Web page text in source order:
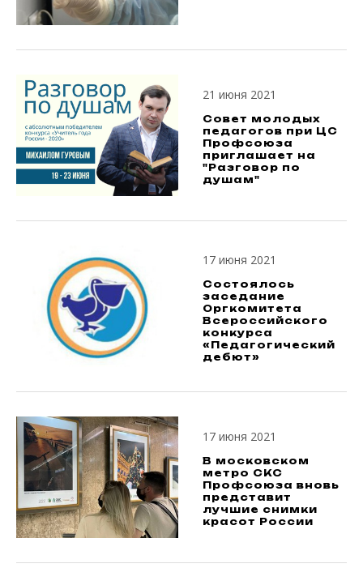
21 июня 2021
Совет молодых
педагогов при ЦС
Профсоюза
приглашает на
"Разговор по
душам"
17 июня 2021
Состоялось
заседание
Оргкомитета
Всероссийского
конкурса
«Педагогический
дебют»
17 июня 2021
В московском
метро СКС
Профсоюза вновь
представит
лучшие снимки
красот России